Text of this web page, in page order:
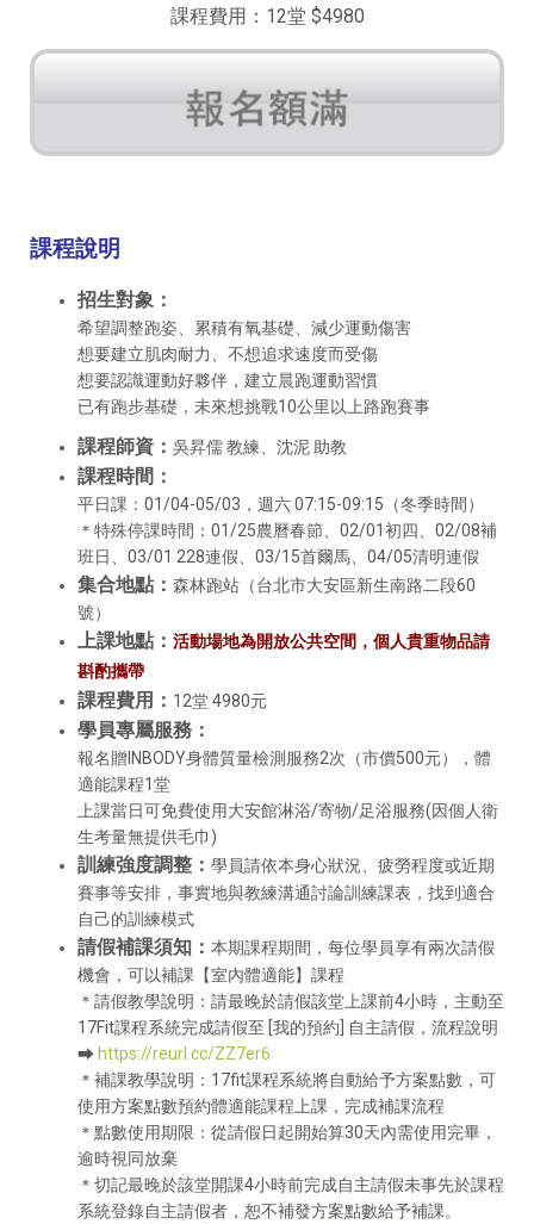
課程費用：12堂 $4980
課程說明
招生對象：
希望調整跑姿、累積有氧基礎、減少運動傷害
想要建立肌肉耐力、不想追求速度而受傷
想要認識運動好夥伴，建立晨跑運動習慣
已有跑步基礎，未來想挑戰10公里以上路跑賽事
課程師資： 吳昇儒 教練、沈泥 助教
課程時間：
平日課：01/04-05/03，週六 07:15-09:15（冬季時間）
＊特殊停課時間：01/25農曆春節、02/01初四、02/08補
班日、03/01 228連假、03/15首爾馬、04/05清明連假
集合地點： 森林跑站（台北市大安區新生南路二段60
號）
上課地點： 活動場地為開放公共空間，個人貴重物品請
斟酌攜帶
課程費用： 12堂 4980元
學員專屬服務：
報名贈INBODY身體質量檢測服務2次（市價500元），體
適能課程1堂
上課當日可免費使用大安館淋浴/寄物/足浴服務(因個人衛
生考量無提供毛巾)
訓練強度調整： 學員請依本身心狀況、疲勞程度或近期
賽事等安排，事實地與教練溝通討論訓練課表，找到適合
自己的訓練模式
請假補課須知： 本期課程期間，每位學員享有兩次請假
機會，可以補課【室內體適能】課程
＊請假教學說明：請最晚於請假該堂上課前4小時，主動至
17Fit課程系統完成請假至 [我的預約] 自主請假，流程說明
⮕ https://reurl.cc/ZZ7er6
＊補課教學說明：17fit課程系統將自動給予方案點數，可
使用方案點數預約體適能課程上課，完成補課流程
＊點數使用期限：從請假日起開始算30天內需使用完畢，
逾時視同放棄
＊切記最晚於該堂開課4小時前完成自主請假未事先於課程
系統登錄自主請假者，恕不補發方案點數給予補課。